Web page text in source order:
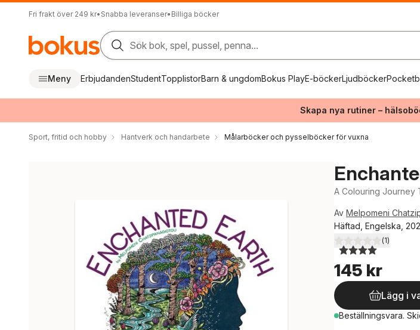
Fri frakt över 249 kr• Snabba leveranser• Billiga böcker
Sök bok, spel, pussel, penna...
Meny ErbjudandenStudentTopplistorBarn & ungdomBokus PlayE-böckerLjudböcker
Skapa nya rutiner –
Sport, fritid och hobby Hantverk och handarbete Målarböcker och pysselböcker för vuxna
A Colouring Journey
Av Melpomeni
Häftad, Engelska,
4,0utav 5 stjärnor.
(1)
145 kr
Lägg i
Beställningsvara.